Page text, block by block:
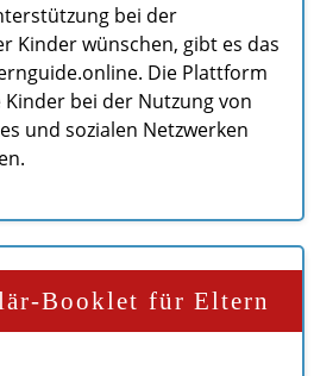
bei der
Kinder wünschen, gibt es das
Die Plattform
bei der Nutzung von
und sozialen Netzwerken
Booklet für Eltern